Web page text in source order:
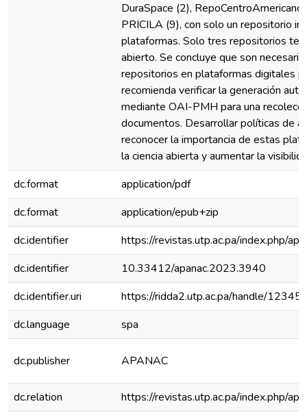
DuraSpace (2),
PRICILA (9), con solo un repositorio
plataformas. Solo tres repositorios
abierto. Se concluye que son
repositorios en plataformas digitales
recomienda verificar la generación
mediante OAI-PMH para una
documentos. Desarrollar políticas de
reconocer la importancia de estas
la ciencia abierta y aumentar la
dc.format
application/pdf
dc.format
application/epub+zip
dc.identifier
https://revistas.utp.ac.pa/index.php/
dc.identifier
10.33412/apanac.2023.3940
dc.identifier.uri
https://ridda2.utp.ac.pa/handle/
dc.language
spa
dc.publisher APANAC
dc.relation
https://revistas.utp.ac.pa/index.php/